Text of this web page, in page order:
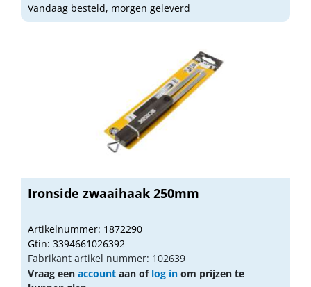
Vandaag besteld, morgen geleverd
Ironside zwaaihaak 250mm
Artikelnummer: 1872290
Gtin: 3394661026392
Fabrikant artikel nummer: 102639
Vraag een account aan of log in om prijzen te